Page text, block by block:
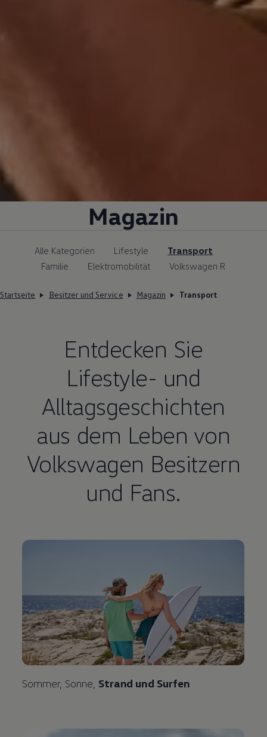
Magazin
Alle Kategorien Lifestyle
Transport
Familie
Elektromobilität Volkswagen R
Startseite Besitzer und Service Magazin Transport
Entdecken Sie
Lifestyle- und
Alltagsgeschichten
aus dem Leben von
Volkswagen Besitzern
und Fans.
Sommer, Sonne, Strand und Surfen